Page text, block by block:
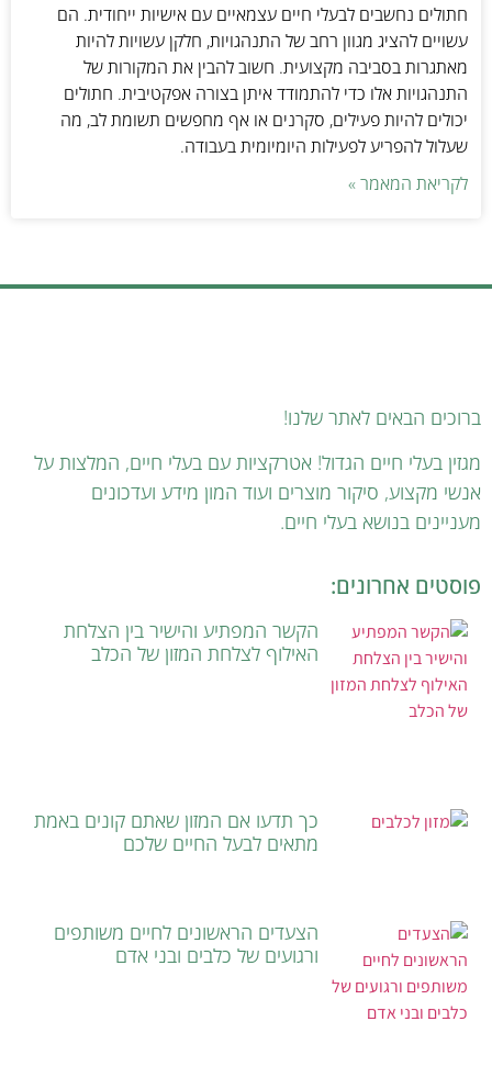
חתולים נחשבים לבעלי חיים עצמאיים עם אישיות ייחודית. הם
עשויים להציג מגוון רחב של התנהגויות, חלקן עשויות להיות
מאתגרות בסביבה מקצועית. חשוב להבין את המקורות של
התנהגויות אלו כדי להתמודד איתן בצורה אפקטיבית. חתולים
יכולים להיות פעילים, סקרנים או אף מחפשים תשומת לב, מה
שעלול להפריע לפעילות היומיומית בעבודה.
לקריאת המאמר »
ברוכים הבאים לאתר שלנו!
מגזין בעלי חיים הגדול! אטרקציות עם בעלי חיים, המלצות על
אנשי מקצוע, סיקור מוצרים ועוד המון מידע ועדכונים
מעניינים בנושא בעלי חיים.
פוסטים אחרונים:
הקשר המפתיע והישיר בין הצלחת
האילוף לצלחת המזון של הכלב
כך תדעו אם המזון שאתם קונים באמת
מתאים לבעל החיים שלכם
הצעדים הראשונים לחיים משותפים
ורגועים של כלבים ובני אדם